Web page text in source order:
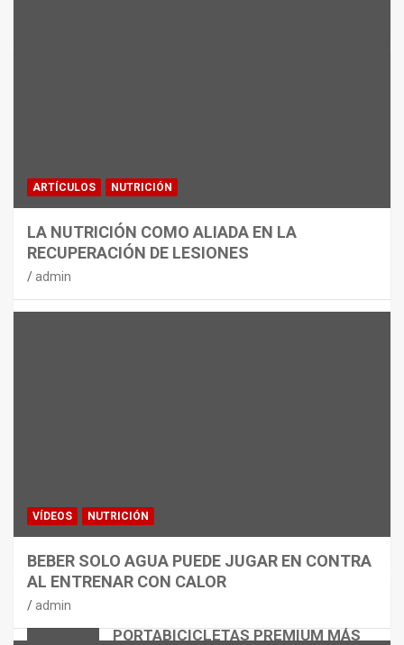
PORTABICICLETAS PREMIUM MÁS
ARTÍCULOS NUTRICIÓN
LA NUTRICIÓN COMO ALIADA EN LA
RECUPERACIÓN DE LESIONES
admin
VÍDEOS NUTRICIÓN
BEBER SOLO AGUA PUEDE JUGAR EN CONTRA
AL ENTRENAR CON CALOR
admin